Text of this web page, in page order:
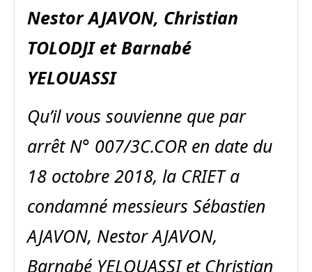
Nestor AJAVON, Christian
TOLODJI et Barnabé
YELOUASSI
Qu’il vous souvienne que par
arrêt N° 007/3C.COR en date du
18 octobre 2018, la CRIET a
condamné messieurs Sébastien
AJAVON, Nestor AJAVON,
Barnabé YELOUASSI et Christian